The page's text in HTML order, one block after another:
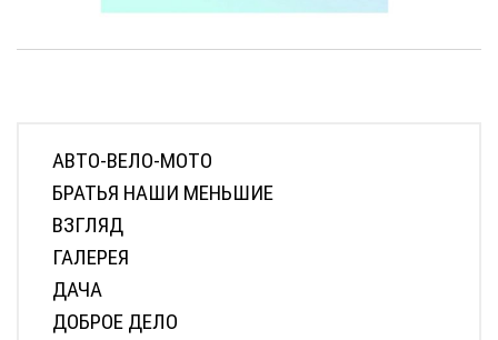
АВТО-ВЕЛО-МОТО
БРАТЬЯ НАШИ МЕНЬШИЕ
ВЗГЛЯД
ГАЛЕРЕЯ
ДАЧА
ДОБРОЕ ДЕЛО